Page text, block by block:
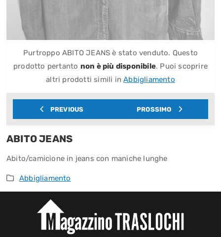
Purtroppo ABITO JEANS è stato venduto. Questo
prodotto pertanto non è più disponibile. Puoi scoprire
altri prodotti simili inAbbigliamento
PREVIOUS PROSSIMO
ABITO JEANS
Abito/camicione in jeans con maniche lunghe
Abbigliamento